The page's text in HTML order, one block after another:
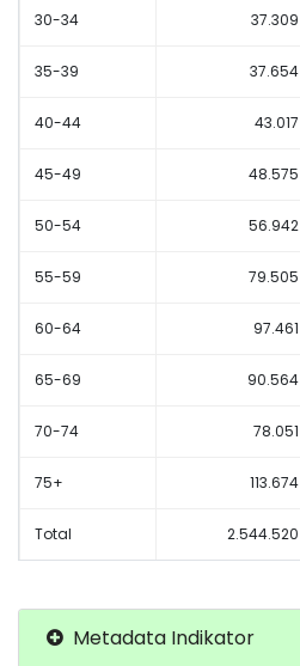
30-34 37.309
35-39 37.654
40-44 43.017
45-49 48.575
50-54 56.942
55-59 79.505
60-64 97.461
65-69 90.564
70-74 78.051
75+ 113.674
Total 2.544.520
Metadata Indikator